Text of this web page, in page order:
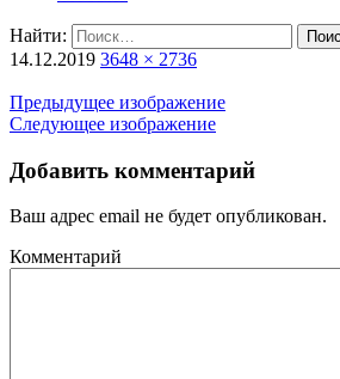
Найти:
14.12.2019 3648 × 2736
Предыдущее изображение
Следующее изображение
Добавить комментарий
Ваш адрес email не будет опубликован.
Комментарий